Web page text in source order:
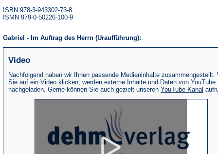
ISBN 978-3-943302-73-8
ISMN 979-0-50226-100-9
Gabriel - Im Auftrag des Herrn (Uraufführung):
Video
Nachfolgend haben wir Ihnen passende Medieninhalte zusammengestellt.
Sie auf ein Video klicken, werden externe Inhalte und Daten von YouTube
nachgeladen. Gerne können Sie auch gezielt unseren YouTube-Kanal